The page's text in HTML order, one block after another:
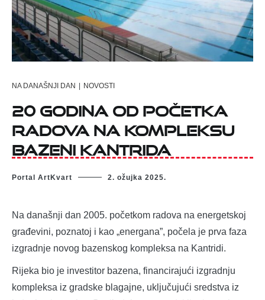
NA DANAŠNJI DAN | NOVOSTI
20 godina od početka
radova na kompleksu
Bazeni Kantrida
Portal ArtKvart 2. ožujka 2025.
Na današnji dan 2005. početkom radova na energetskoj
građevini, poznatoj i kao „energana”, počela je prva faza
izgradnje novog bazenskog kompleksa na Kantridi.
Rijeka bio je investitor bazena, financirajući izgradnju
kompleksa iz gradske blagajne, uključujući sredstva iz